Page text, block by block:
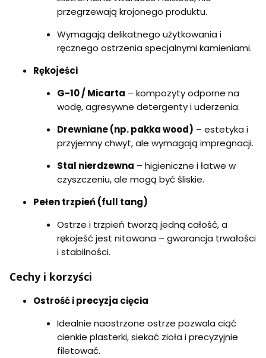
przegrzewają krojonego produktu.
Wymagają delikatnego użytkowania i
ręcznego ostrzenia specjalnymi kamieniami.
Rękojeści
G-10 / Micarta – kompozyty odporne na
wodę, agresywne detergenty i uderzenia.
Drewniane (np. pakka wood) – estetyka i
przyjemny chwyt, ale wymagają impregnacji.
Stal nierdzewna – higieniczne i łatwe w
czyszczeniu, ale mogą być śliskie.
Pełen trzpień (full tang)
Ostrze i trzpień tworzą jedną całość, a
rękojeść jest nitowana – gwarancja trwałości
i stabilności.
Cechy i korzyści
Ostrość i precyzja cięcia
Idealnie naostrzone ostrze pozwala ciąć
cienkie plasterki, siekać zioła i precyzyjnie
filetować.